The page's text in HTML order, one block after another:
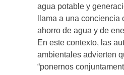
agua potable y
llama a una conciencia
ahorro de agua y de
En este contexto, las
ambientales advierten
“ponernos